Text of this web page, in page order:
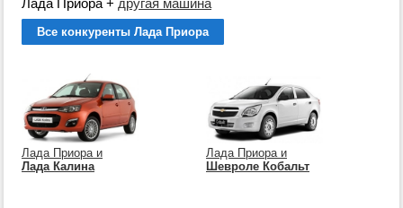
Все конкуренты Лада Приора
Лада Приора и
Лада Калина
Лада Приора и
Шевроле Кобальт